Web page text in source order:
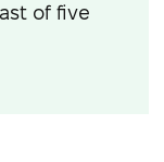
of five